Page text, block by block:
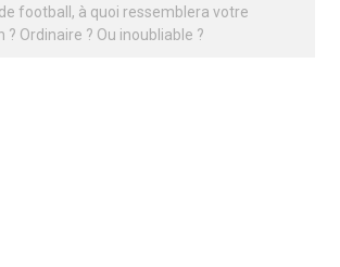
football, à quoi ressemblera votre
? Ordinaire ? Ou inoubliable ?